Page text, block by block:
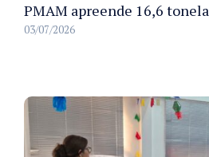
03/07/2026